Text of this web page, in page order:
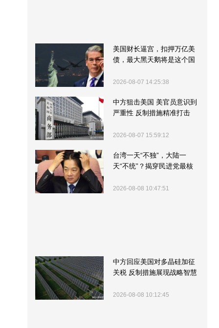
美国财长逼宫，扣押万亿美
债，最大黑天鹅将是这个国
2026-08-07 14:25:38
中方狙击美国 美官员意识到
严重性 反制措施精准打击
2026-08-07 15:59:12
台湾一天“不独”，大陆一
天“不统”？揭穿民进党最核
2026-08-08 10:47:51
中方回应美国对多晶硅加征
关税 反制措施展现战略智慧
2026-08-08 10:12:45